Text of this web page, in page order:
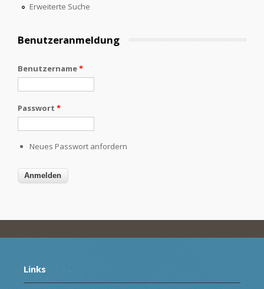
Erweiterte Suche
Benutzeranmeldung
Benutzername*
Passwort *
Neues Passwort anfordern
Links